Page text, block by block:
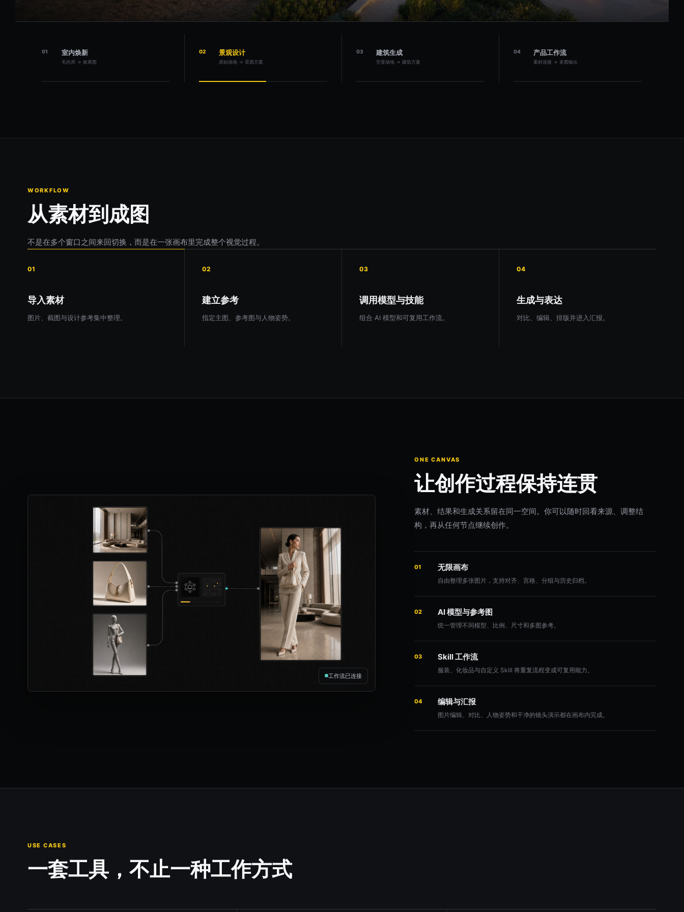
WORKFLOW
从素材到成图
不是在多个窗口之间来回切换，而是在一张画布里完成整个视觉过程。
01
导入素材
图片、截图与设计参考集中整理。
02
建立参考
指定主图、参考图与人物姿势。
03
调用模型与技能
组合 AI 模型和可复用工作流。
04
生成与表达
对比、编辑、排版并进入汇报。
工作流已连接
ONE CANVAS
让创作过程保持连贯
素材、结果和生成关系留在同一空间。你可以随时回看来源、调整结
构，再从任何节点继续创作。
01 无限画布
自由整理多张图片，支持对齐、宫格、分组与历史归档。
02 AI 模型与参考图
统一管理不同模型、比例、尺寸和多图参考。
03 Skill 工作流
服装、化妆品与自定义 Skill 将重复流程变成可复用能力。
04 编辑与汇报
图片编辑、对比、人物姿势和干净的镜头演示都在画布内完成。
01 室内焕新
毛坯房 → 效果图
02 景观设计
原始场地 → 景观方案
03 建筑生成
空置场地 → 建筑方案
04 产品工作流
素材连接 → 多图输出
USE CASES
一套工具，不止一种工作方式